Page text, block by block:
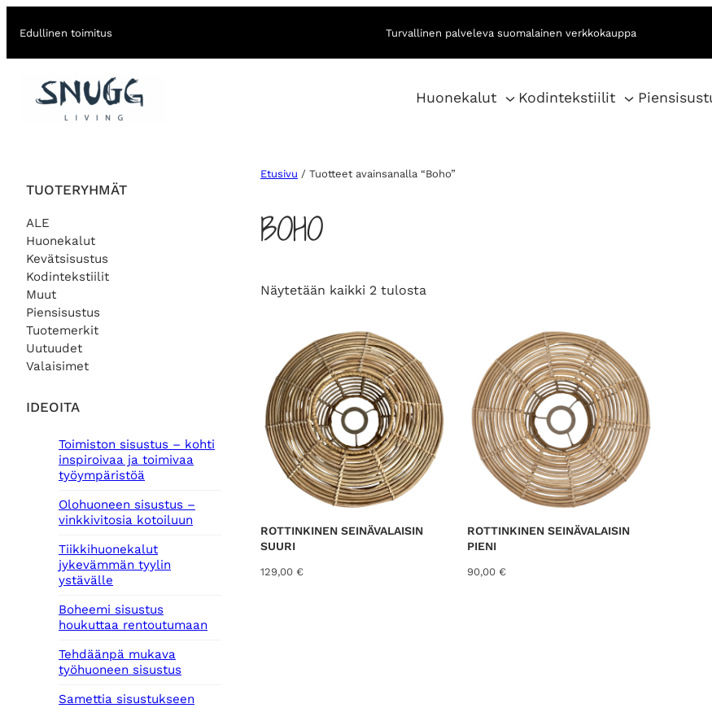
Edullinen toimitus Turvallinen palveleva suomalainen verkkokauppa
Huonekalut Kodintekstiilit
TUOTERYHMÄT
ALE
Huonekalut
Kevätsisustus
Kodintekstiilit
Muut
Piensisustus
Tuotemerkit
Uutuudet
Valaisimet
IDEOITA
Toimiston sisustus – kohti
inspiroivaa ja toimivaa
työympäristöä
Olohuoneen sisustus –
vinkkivitosia kotoiluun
Tiikkihuonekalut
jykevämmän tyylin
ystävälle
Boheemi sisustus
houkuttaa rentoutumaan
Tehdäänpä mukava
työhuoneen sisustus
Samettia sisustukseen
Etusivu / Tuotteet avainsanalla “Boho”
BOHO
Näytetään kaikki 2 tulosta
e
d
b
y
l
a
ROTTINKINEN SEINÄVALAISIN
SUURI
129,00 €
ROTTINKINEN SEINÄVALAISIN
PIENI
90,00 €